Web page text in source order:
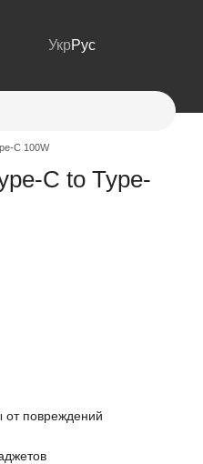
УкрРус
C 100W
C to Type-
от повреждений